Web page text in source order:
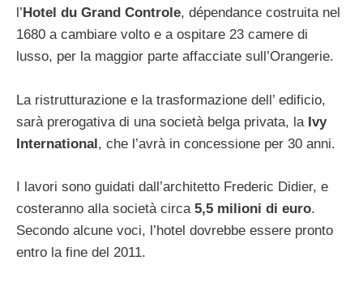
l’Hotel du Grand Controle, dépendance costruita nel
1680 a cambiare volto e a ospitare 23 camere di
lusso, per la maggior parte affacciate sull’Orangerie.
La ristrutturazione e la trasformazione dell’ edificio,
sarà prerogativa di una società belga privata, la Ivy
International, che l’avrà in concessione per 30 anni.
I lavori sono guidati dall’architetto Frederic Didier, e
costeranno alla società circa 5,5 milioni di euro.
Secondo alcune voci, l’hotel dovrebbe essere pronto
entro la fine del 2011.